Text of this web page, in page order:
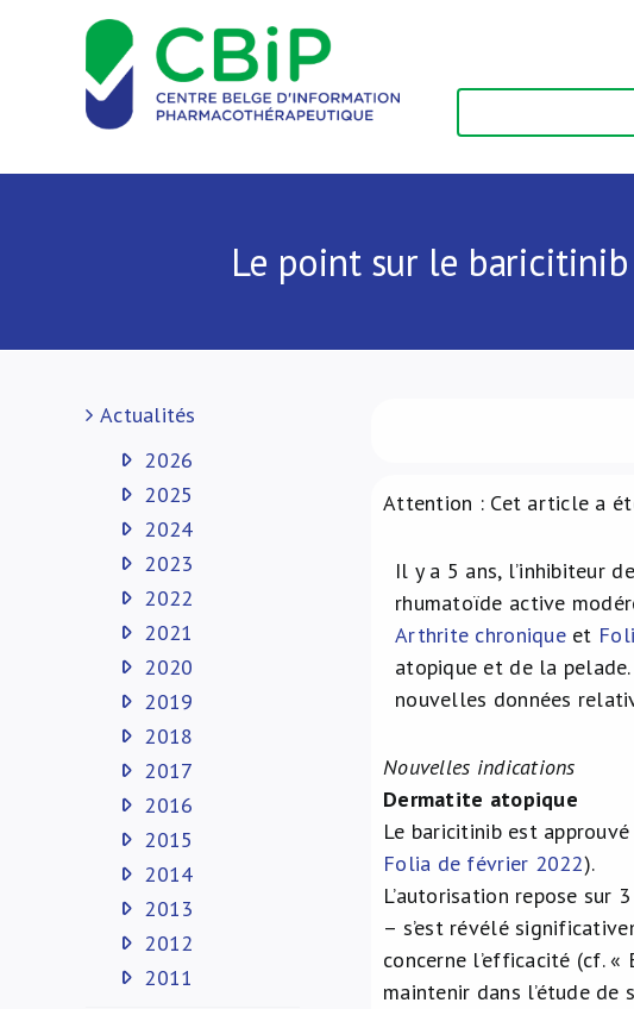
Le point sur le
Attention : Cet article a
Il y a 5 ans, l’inhibiteur
rhumatoïde active
Arthrite chroniqueet
atopique et de la
nouvelles données
Nouvelles indications
Dermatite atopique
Le baricitinib est
Folia de février 2022).
L’autorisation repose sur
– s’est révélé
concerne l’efficacité (cf.
maintenir dans l’étude de
Actualités
2026
2025
2024
2023
2022
2021
2020
2019
2018
2017
2016
2015
2014
2013
2012
2011